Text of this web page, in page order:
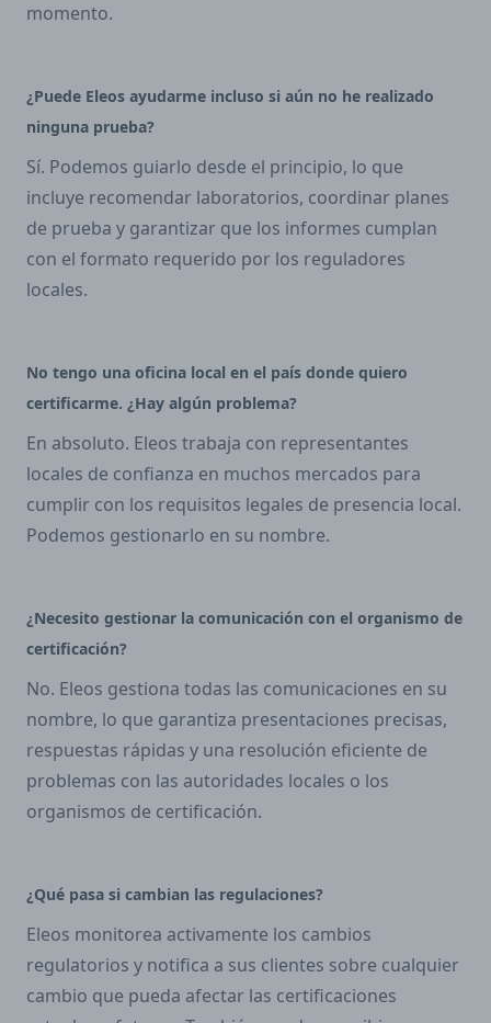
momento.
¿Puede Eleos ayudarme incluso si aún no he realizado
ninguna prueba?
Sí. Podemos guiarlo desde el principio, lo que
incluye recomendar laboratorios, coordinar planes
de prueba y garantizar que los informes cumplan
con el formato requerido por los reguladores
locales.
No tengo una oficina local en el país donde quiero
certificarme. ¿Hay algún problema?
En absoluto. Eleos trabaja con representantes
locales de confianza en muchos mercados para
cumplir con los requisitos legales de presencia local.
Podemos gestionarlo en su nombre.
¿Necesito gestionar la comunicación con el organismo de
certificación?
No. Eleos gestiona todas las comunicaciones en su
nombre, lo que garantiza presentaciones precisas,
respuestas rápidas y una resolución eficiente de
problemas con las autoridades locales o los
organismos de certificación.
¿Qué pasa si cambian las regulaciones?
Eleos monitorea activamente los cambios
regulatorios y notifica a sus clientes sobre cualquier
cambio que pueda afectar las certificaciones